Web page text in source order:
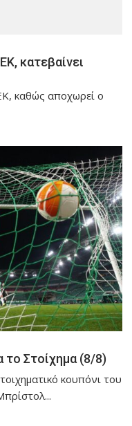
κατεβαίνει
καθώς αποχωρεί ο
το Στοίχημα (8/8)
κουπόνι του